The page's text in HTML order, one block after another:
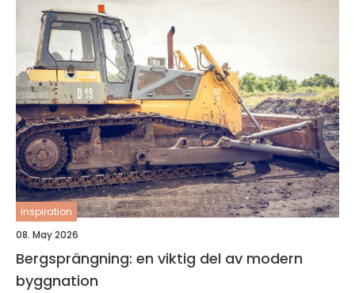
inspiration
08. May 2026
Bergsprängning: en viktig del av modern
byggnation